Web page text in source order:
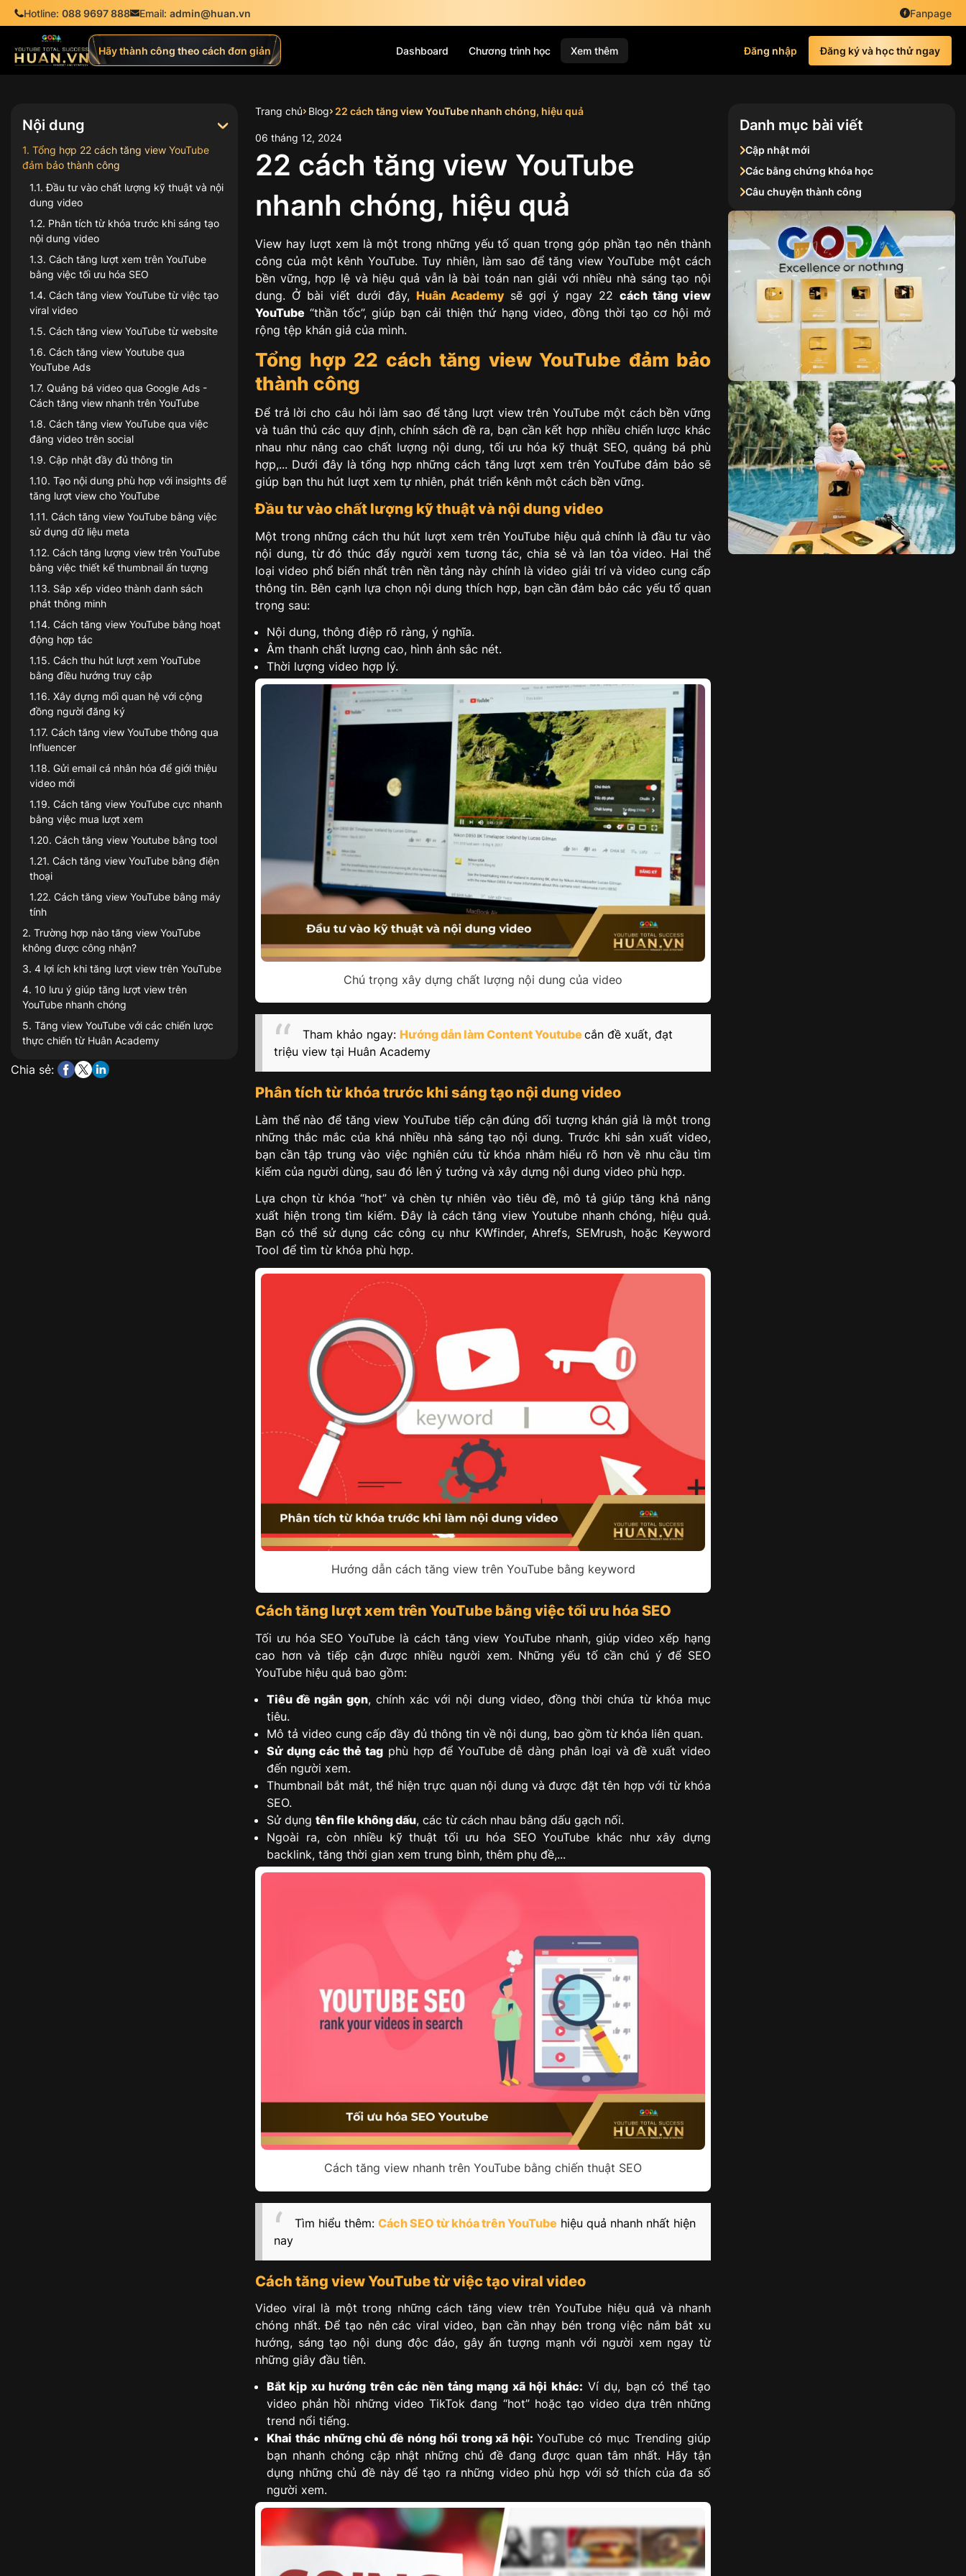
Hotline: 088 9697 888 Email: admin@huan.vn Fanpage
Hãy thành công theo cách đơn giản Dashboard Chương trình học Xem thêm Đăng nhập Đăng ký và học thử ngay
Nội dung
1. Tổng hợp 22 cách tăng view YouTube
đảm bảo thành công
1.1.Đầu tư vào chất lượng kỹ thuật và nội
dung video
1.2. Phân tích từ khóa trước khi sáng tạo
nội dung video
1.3. Cách tăng lượt xem trên YouTube
bằng việc tối ưu hóa SEO
1.4. Cách tăng view YouTube từ việc tạo
viral video
1.5. Cách tăng view YouTube từ website
1.6. Cách tăng view Youtube qua
YouTube Ads
1.7. Quảng bá video qua Google Ads -
Cách tăng view nhanh trên YouTube
1.8. Cách tăng view YouTube qua việc
đăng video trên social
1.9. Cập nhật đầy đủ thông tin
1.10. Tạo nội dung phù hợp với insights để
tăng lượt view cho YouTube
1.11. Cách tăng view YouTube bằng việc
sử dụng dữ liệu meta
1.12. Cách tăng lượng view trên YouTube
bằng việc thiết kế thumbnail ấn tượng
1.13. Sắp xếp video thành danh sách
phát thông minh
1.14. Cách tăng view YouTube bằng hoạt
động hợp tác
1.15. Cách thu hút lượt xem YouTube
bằng điều hướng truy cập
1.16. Xây dựng mối quan hệ với cộng
đồng người đăng ký
1.17. Cách tăng view YouTube thông qua
Influencer
1.18. Gửi email cá nhân hóa để giới thiệu
video mới
1.19. Cách tăng view YouTube cực nhanh
bằng việc mua lượt xem
1.20. Cách tăng view Youtube bằng tool
1.21. Cách tăng view YouTube bằng điện
thoại
1.22. Cách tăng view YouTube bằng máy
tính
2. Trường hợp nào tăng view YouTube
không được công nhận?
3. 4 lợi ích khi tăng lượt view trên YouTube
4. 10 lưu ý giúp tăng lượt view trên
YouTube nhanh chóng
5. Tăng view YouTube với các chiến lược
thực chiến từ Huân Academy
Chia sẻ:
Trang chủ Blog 22 cách tăng view YouTube nhanh chóng, hiệu quả
06 tháng 12, 2024
22 cách tăng view YouTube
nhanh chóng, hiệu quả
View hay lượt xem là một trong những yếu tố quan trọng góp phần tạo nên thành
công của một kênh YouTube. Tuy nhiên, làm sao để tăng view YouTube một cách
bền vững, hợp lệ và hiệu quả vẫn là bài toán nan giải với nhiều nhà sáng tạo nội
dung. Ở bài viết dưới đây, Huân Academysẽ gợi ý ngay 22cách tăng view
YouTube “thần tốc”, giúp bạn cải thiện thứ hạng video, đồng thời tạo cơ hội mở
rộng tệp khán giả của mình.
Tổng hợp 22 cách tăng view YouTube đảm bảo
thành công
Để trả lời cho câu hỏi làm sao để tăng lượt view trên YouTube một cách bền vững
và tuân thủ các quy định, chính sách đề ra, bạn cần kết hợp nhiều chiến lược khác
nhau như nâng cao chất lượng nội dung, tối ưu hóa kỹ thuật SEO, quảng bá phù
hợp,... Dưới đây là tổng hợp những cách tăng lượt xem trên YouTube đảm bảo sẽ
giúp bạn thu hút lượt xem tự nhiên, phát triển kênh một cách bền vững.
Đầu tư vào chất lượng kỹ thuật và nội dung video
Một trong những cách thu hút lượt xem trên YouTube hiệu quả chính là đầu tư vào
nội dung, từ đó thúc đẩy người xem tương tác, chia sẻ và lan tỏa video. Hai thể
loại video phổ biến nhất trên nền tảng này chính là video giải trí và video cung cấp
thông tin. Bên cạnh lựa chọn nội dung thích hợp, bạn cần đảm bảo các yếu tố quan
trọng sau:
Nội dung, thông điệp rõ ràng, ý nghĩa.
Âm thanh chất lượng cao, hình ảnh sắc nét.
Thời lượng video hợp lý.
Chú trọng xây dựng chất lượng nội dung của video
Tham khảo ngay: Hướng dẫn làm Content Youtube cắn đề xuất, đạt
triệu view tại Huân Academy
Phân tích từ khóa trước khi sáng tạo nội dung video
Làm thế nào để tăng view YouTube tiếp cận đúng đối tượng khán giả là một trong
những thắc mắc của khá nhiều nhà sáng tạo nội dung. Trước khi sản xuất video,
bạn cần tập trung vào việc nghiên cứu từ khóa nhằm hiểu rõ hơn về nhu cầu tìm
kiếm của người dùng, sau đó lên ý tưởng và xây dựng nội dung video phù hợp.
Lựa chọn từ khóa “hot” và chèn tự nhiên vào tiêu đề, mô tả giúp tăng khả năng
xuất hiện trong tìm kiếm. Đây là cách tăng view Youtube nhanh chóng, hiệu quả.
Bạn có thể sử dụng các công cụ như KWfinder, Ahrefs, SEMrush, hoặc Keyword
Tool để tìm từ khóa phù hợp.
Hướng dẫn cách tăng view trên YouTube bằng keyword
Cách tăng lượt xem trên YouTube bằng việc tối ưu hóa SEO
Tối ưu hóa SEO YouTube là cách tăng view YouTube nhanh, giúp video xếp hạng
cao hơn và tiếp cận được nhiều người xem. Những yếu tố cần chú ý để SEO
YouTube hiệu quả bao gồm:
Tiêu đề ngắn gọn, chính xác với nội dung video, đồng thời chứa từ khóa mục
tiêu.
Mô tả video cung cấp đầy đủ thông tin về nội dung, bao gồm từ khóa liên quan.
Sử dụng các thẻ tag phù hợp để YouTube dễ dàng phân loại và đề xuất video
đến người xem.
Thumbnail bắt mắt, thể hiện trực quan nội dung và được đặt tên hợp với từ khóa
SEO.
Sử dụng tên file không dấu, các từ cách nhau bằng dấu gạch nối.
Ngoài ra, còn nhiều kỹ thuật tối ưu hóa SEO YouTube khác như xây dựng
backlink, tăng thời gian xem trung bình, thêm phụ đề,...
Cách tăng view nhanh trên YouTube bằng chiến thuật SEO
Tìm hiểu thêm: Cách SEO từ khóa trên YouTube hiệu quả nhanh nhất hiện
nay
Cách tăng view YouTube từ việc tạo viral video
Video viral là một trong những cách tăng view trên YouTube hiệu quả và nhanh
chóng nhất. Để tạo nên các viral video, bạn cần nhạy bén trong việc nắm bắt xu
hướng, sáng tạo nội dung độc đáo, gây ấn tượng mạnh với người xem ngay từ
những giây đầu tiên.
Bắt kịp xu hướng trên các nền tảng mạng xã hội khác: Ví dụ, bạn có thể tạo
video phản hồi những video TikTok đang “hot” hoặc tạo video dựa trên những
trend nổi tiếng.
Khai thác những chủ đề nóng hổi trong xã hội: YouTube có mục Trending giúp
bạn nhanh chóng cập nhật những chủ đề đang được quan tâm nhất. Hãy tận
dụng những chủ đề này để tạo ra những video phù hợp với sở thích của đa số
người xem.
Danh mục bài viết
Cập nhật mới
Các bằng chứng khóa học
Câu chuyện thành công